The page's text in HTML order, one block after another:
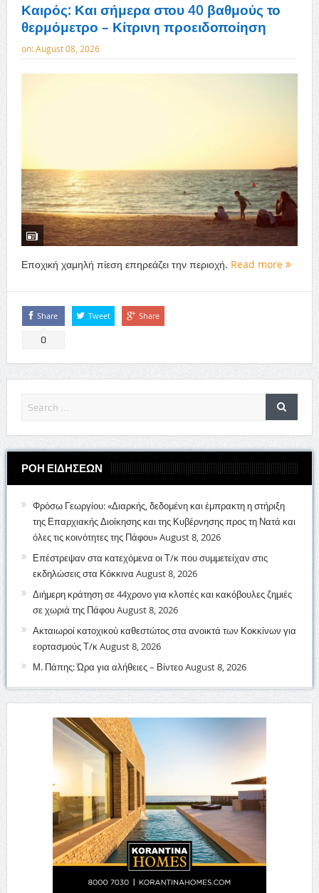
Καιρός: Και σήμερα στου 40 βαθμούς το
θερμόμετρο – Κίτρινη προειδοποίηση
on:August 08, 2026
Εποχική χαμηλή πίεση επηρεάζει την περιοχή. Read more
Share
0
Tweet Share
ΡΟΗ ΕΙΔΗΣΕΩΝ
Φρόσω Γεωργίου: «Διαρκής, δεδομένη και έμπρακτη η στήριξη
της Επαρχιακής Διοίκησης και της Κυβέρνησης προς τη Νατά και
όλες τις κοινότητες της Πάφου»August 8, 2026
Επέστρεψαν στα κατεχόμενα οι Τ/κ που συμμετείχαν στις
εκδηλώσεις στα Κόκκινα August 8, 2026
Διήμερη κράτηση σε 44χρονο για κλοπές και κακόβουλες ζημιές
σε χωριά της ΠάφουAugust 8, 2026
Ακταιωροί κατοχικού καθεστώτος στα ανοικτά των Κοκκίνων για
εορτασμούς Τ/κAugust 8, 2026
Μ. Πάπης: Ώρα για αλήθειες – ΒίντεοAugust 8, 2026